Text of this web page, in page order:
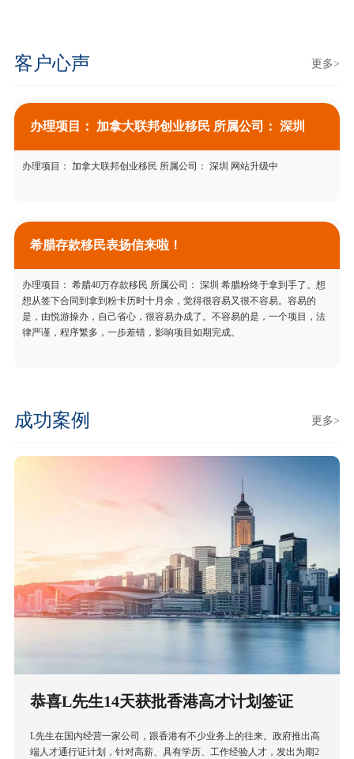
客户心声 更多>
办理项目： 加拿大联邦创业移民 所属公司： 深圳
办理项目： 加拿大联邦创业移民 所属公司： 深圳 网站升级中
希腊存款移民表扬信来啦！
办理项目： 希腊40万存款移民 所属公司： 深圳 希腊粉终于拿到手了。想
想从签下合同到拿到粉卡历时十月余，觉得很容易又很不容易。容易的
是，由悦游操办，自己省心，很容易办成了。不容易的是，一个项目，法
律严谨，程序繁多，一步差错，影响项目如期完成。
成功案例 更多>
恭喜L先生14天获批香港高才计划签证
​L先生在国内经营一家公司，跟香港有不少业务上的往来。政府推出高
端人才通行证计划，针对高薪、具有学历、工作经验人才，发出为期2